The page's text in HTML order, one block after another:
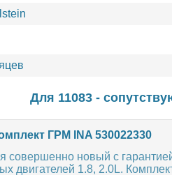
Для 11083 -
ГРМ INA 530022330
совершенно новый с
двигателей 1.8, 2.0L.